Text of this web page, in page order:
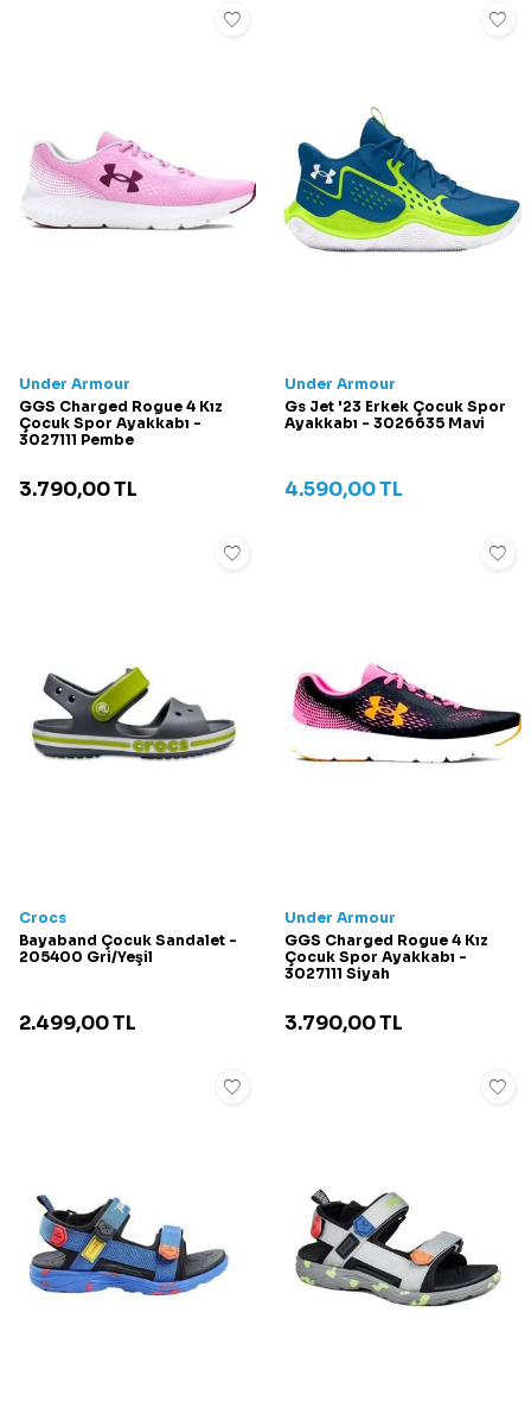
Under Armour
GGS Charged Rogue 4 Kız
Çocuk Spor Ayakkabı -
3027111 Pembe
3.790,00TL
Under Armour
Gs Jet '23 Erkek Çocuk Spor
Ayakkabı - 3026635 Mavi
4.590,00TL
Crocs
Bayaband Çocuk Sandalet -
205400 Gri/Yeşil
2.499,00TL
Under Armour
GGS Charged Rogue 4 Kız
Çocuk Spor Ayakkabı -
3027111 Siyah
3.790,00TL